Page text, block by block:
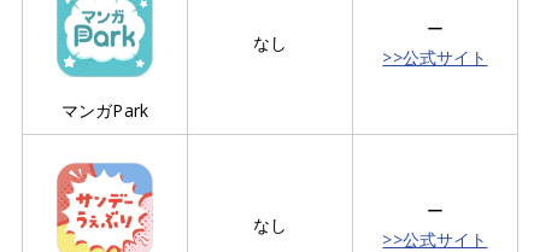
マンガPark
なし
ー
>>公式サイト
なし
ー
>>公式サイト